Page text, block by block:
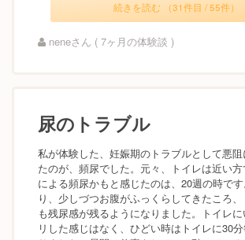
続きを読む （31件目 / 55件）
neneさん ( 7ヶ月の体験談 )
尿のトラブル
私が体験した、妊娠期のトラブルとして悪
たのが、頻尿でした。元々、トイレは近い
による頻尿かもと感じたのは、20週の時で
り、少しづつお腹がふっくらしてきたころ
も残尿感が残るようになりました。トイレ
リした感じはなく、ひどい時はトイレに30